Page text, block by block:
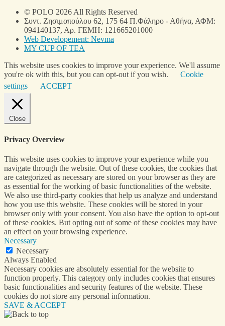
© POLO 2026 All Rights Reserved
Συντ. Ζησιμοπούλου 62, 175 64 Π.Φάληρο - Αθήνα, ΑΦΜ:
094140137, Αρ. ΓΕΜΗ: 121665201000
Web Developement: Nevma
MY CUP OF TEA
This website uses cookies to improve your experience. We'll assume
you're ok with this, but you can opt-out if you wish.
Cookie
settings
ACCEPT
Close
Privacy Overview
This website uses cookies to improve your experience while you
navigate through the website. Out of these cookies, the cookies that
are categorized as necessary are stored on your browser as they are
as essential for the working of basic functionalities of the website.
We also use third-party cookies that help us analyze and understand
how you use this website. These cookies will be stored in your
browser only with your consent. You also have the option to opt-out
of these cookies. But opting out of some of these cookies may have
an effect on your browsing experience.
Necessary
Necessary
Always Enabled
Necessary cookies are absolutely essential for the website to
function properly. This category only includes cookies that ensures
basic functionalities and security features of the website. These
cookies do not store any personal information.
SAVE & ACCEPT